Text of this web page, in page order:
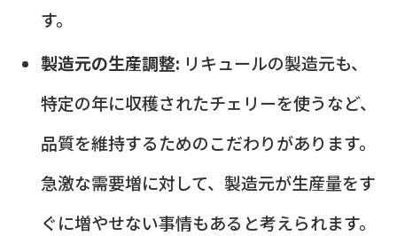
す。
製造元の生産調整: リキュールの製造元も、
特定の年に収穫されたチェリーを使うなど、
品質を維持するためのこだわりがあります。
急激な需要増に対して、製造元が生産量をす
ぐに増やせない事情もあると考えられます。